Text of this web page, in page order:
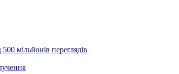
мільйонів переглядів